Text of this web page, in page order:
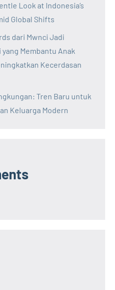
Look at Indonesia’s
Global Shifts
dari Mwnci Jadi
Membantu Anak
Kecerdasan
Tren Baru untuk
Keluarga Modern